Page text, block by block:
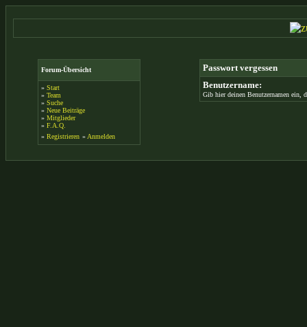
Forum-Übersicht
» Start
» Team
» Suche
» Neue Beiträge
» Mitglieder
» F.A.Q.
» Registrieren » Anmelden
Passwort vergessen
Benutzername:
Gib hier deinen Benutzernamen ein,